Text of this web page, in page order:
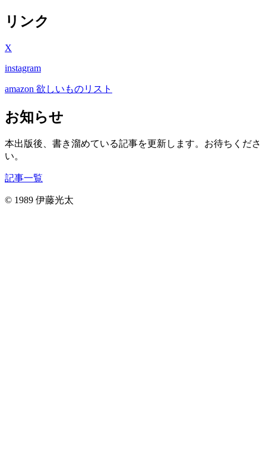
リンク
X
instagram
amazon 欲しいものリスト
お知らせ
本出版後、書き溜めている記事を更新します。お待ちくださ
い。
記事一覧
© 1989 伊藤光太